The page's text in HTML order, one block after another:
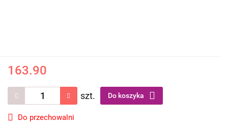
163.90
szt. Do koszyka
Do przechowalni